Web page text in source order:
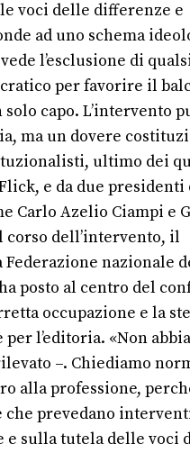
le voci delle differenze e
ad uno schema
l’esclusione di
per favorire il
capo. L’intervento
ma un dovere
ultimo dei
e da due presidenti
Carlo Azelio Ciampi e
corso dell’intervento, il
nazionale
posto al centro del
occupazione e la
per l’editoria. «Non
–. Chiediamo
alla professione,
che prevedano
e sulla tutela delle voci